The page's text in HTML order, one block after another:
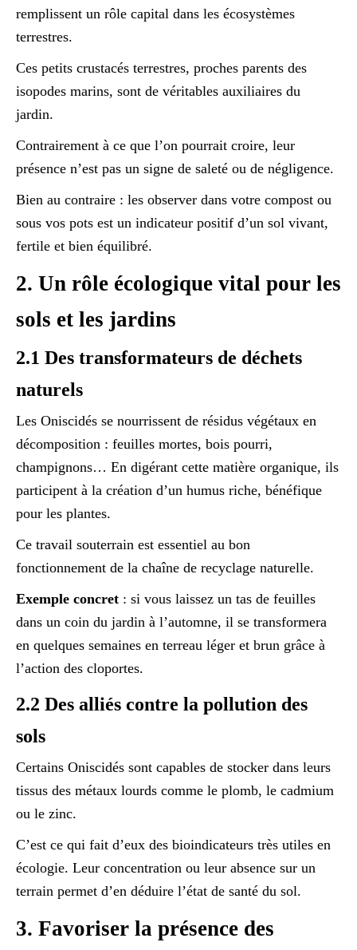
remplissent un rôle capital dans les écosystèmes
terrestres.
Ces petits crustacés terrestres, proches parents des
isopodes marins, sont de véritables auxiliaires du
jardin.
Contrairement à ce que l’on pourrait croire, leur
présence n’est pas un signe de saleté ou de négligence.
Bien au contraire : les observer dans votre compost ou
sous vos pots est un indicateur positif d’un sol vivant,
fertile et bien équilibré.
2. Un rôle écologique vital pour les
sols et les jardins
2.1 Des transformateurs de déchets
naturels
Les Oniscidés se nourrissent de résidus végétaux en
décomposition : feuilles mortes, bois pourri,
champignons… En digérant cette matière organique, ils
participent à la création d’un humus riche, bénéfique
pour les plantes.
Ce travail souterrain est essentiel au bon
fonctionnement de la chaîne de recyclage naturelle.
Exemple concret : si vous laissez un tas de feuilles
dans un coin du jardin à l’automne, il se transformera
en quelques semaines en terreau léger et brun grâce à
l’action des cloportes.
2.2 Des alliés contre la pollution des
sols
Certains Oniscidés sont capables de stocker dans leurs
tissus des métaux lourds comme le plomb, le cadmium
ou le zinc.
C’est ce qui fait d’eux des bioindicateurs très utiles en
écologie. Leur concentration ou leur absence sur un
terrain permet d’en déduire l’état de santé du sol.
3. Favoriser la présence des